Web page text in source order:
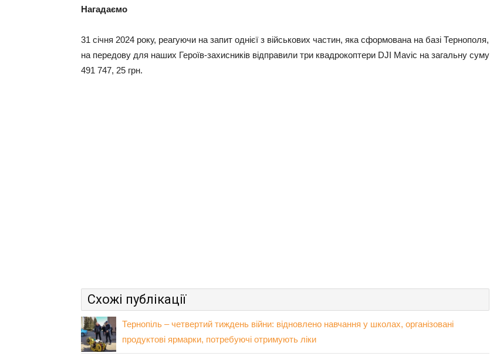
Нагадаємо
31 січня 2024 року, реагуючи на запит однієї з військових частин, яка сформована на базі Тернополя,
на передову для наших Героїв-захисників відправили три квадрокоптери DJI Mavic на загальну суму
491 747, 25 грн.
Схожі публікації
Тернопіль – четвертий тиждень війни: відновлено навчання у школах, організовані
продуктові ярмарки, потребуючі отримують ліки